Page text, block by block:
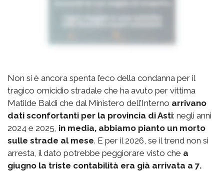
Non si è ancora spenta l’eco della condanna per il
tragico omicidio stradale che ha avuto per vittima
Matilde Baldi che dal Ministero dell’Interno arrivano
dati sconfortanti per la provincia di Asti: negli anni
2024 e 2025, in media, abbiamo pianto un morto
sulle strade al mese. E per il 2026, se il trend non si
arresta, il dato potrebbe peggiorare visto che a
giugno la triste contabilità era già arrivata a 7.